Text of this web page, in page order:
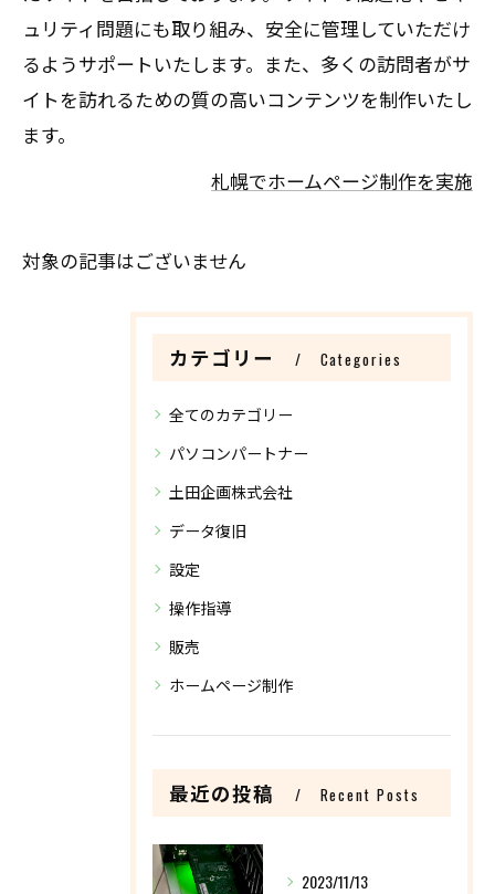
ュリティ問題にも取り組み、安全に管理していただけ
るようサポートいたします。また、多くの訪問者がサ
イトを訪れるための質の高いコンテンツを制作いたし
ます。
札幌でホームページ制作を実施
対象の記事はございません
カテゴリー Categories
全てのカテゴリー
パソコンパートナー
土田企画株式会社
データ復旧
設定
操作指導
販売
ホームページ制作
最近の投稿 Recent Posts
2023/11/13